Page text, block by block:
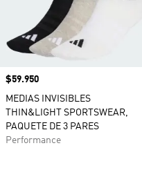
Precio
$59.950
MEDIAS INVISIBLES
THIN&LIGHT SPORTSWEAR,
PAQUETE DE 3 PARES
Performance